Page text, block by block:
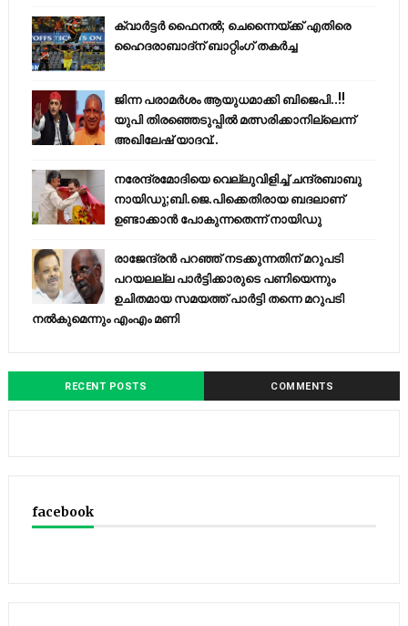
ക്വാർട്ടർ ഫൈനൽ; ചെന്നൈയ്ക്ക് എതിരെ
ഹൈദരാബാദ്ന് ബാറ്റിംഗ് തകർച്ച
ജിന്ന പരാമര്‍ശം ആയുധമാക്കി ബിജെപി..!!
യുപി തിരഞ്ഞെടുപ്പില്‍ മത്സരിക്കാനില്ലെന്ന്
അഖിലേഷ് യാദവ്..
നരേന്ദ്രമോദിയെ വെല്ലുവിളിച്ച് ചന്ദ്രബാബു
നായിഡു;ബി.ജെ.പിക്കെതിരായ ബദലാണ്
ഉണ്ടാക്കാന്‍ പോകുന്നതെന്ന് നായിഡു
രാജേന്ദ്രന്‍ പറഞ്ഞ് നടക്കുന്നതിന് മറുപടി
പറയലല്ല പാര്‍ട്ടിക്കാരുടെ പണിയെന്നും
ഉചിതമായ സമയത്ത് പാര്‍ട്ടി തന്നെ മറുപടി
നല്‍കുമെന്നും എംഎം മണി
RECENT POSTS COMMENTS
facebook